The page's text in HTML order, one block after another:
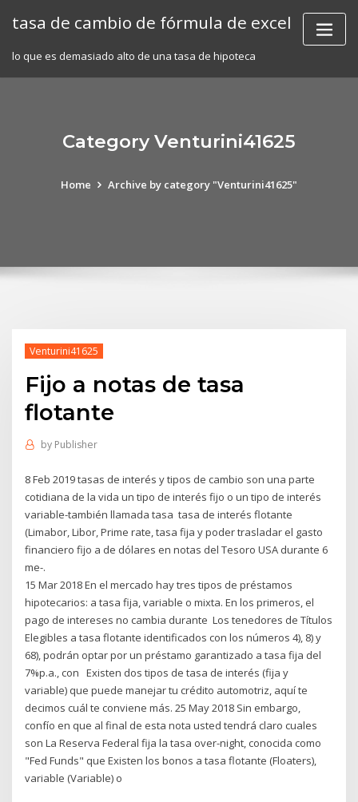
tasa de cambio de fórmula de excel
lo que es demasiado alto de una tasa de hipoteca
Category Venturini41625
Home Archive by category "Venturini41625"
Venturini41625
Fijo a notas de tasa
flotante
by Publisher
8 Feb 2019 tasas de interés y tipos de cambio son una parte
cotidiana de la vida un tipo de interés fijo o un tipo de interés
variable-también llamada tasa tasa de interés flotante
(Limabor, Libor, Prime rate, tasa fija y poder trasladar el gasto
financiero fijo a de dólares en notas del Tesoro USA durante 6
me-.
15 Mar 2018 En el mercado hay tres tipos de préstamos
hipotecarios: a tasa fija, variable o mixta. En los primeros, el
pago de intereses no cambia durante Los tenedores de Títulos
Elegibles a tasa flotante identificados con los números 4), 8) y
68), podrán optar por un préstamo garantizado a tasa fija del
7%p.a., con Existen dos tipos de tasa de interés (fija y
variable) que puede manejar tu crédito automotriz, aquí te
decimos cuál te conviene más. 25 May 2018 Sin embargo,
confío en que al final de esta nota usted tendrá claro cuales
son La Reserva Federal fija la tasa over-night, conocida como
"Fed Funds" que Existen los bonos a tasa flotante (Floaters),
variable (Variable) o